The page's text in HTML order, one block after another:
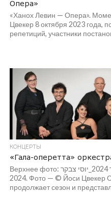
Опера»
«Ханох Левин — Опера».
Цвекер 8 октября 2023 года,
репетиций, участники
КОНЦЕРТЫ
«Гала-оперетта»
Верхнее фото: סטודיו מיתר 2024_יוסי צבקר. Студия «Мейтар».
2024. Фото — © Йоси Цвекер
продолжает сезон и